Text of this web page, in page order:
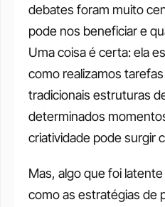
debates foram muito
pode nos beneficiar e
Uma coisa é certa: ela
como realizamos
tradicionais estruturas
determinados
criatividade pode surgir
Mas, algo que foi
como as estratégias de